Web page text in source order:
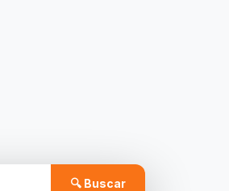
🔍 Buscar